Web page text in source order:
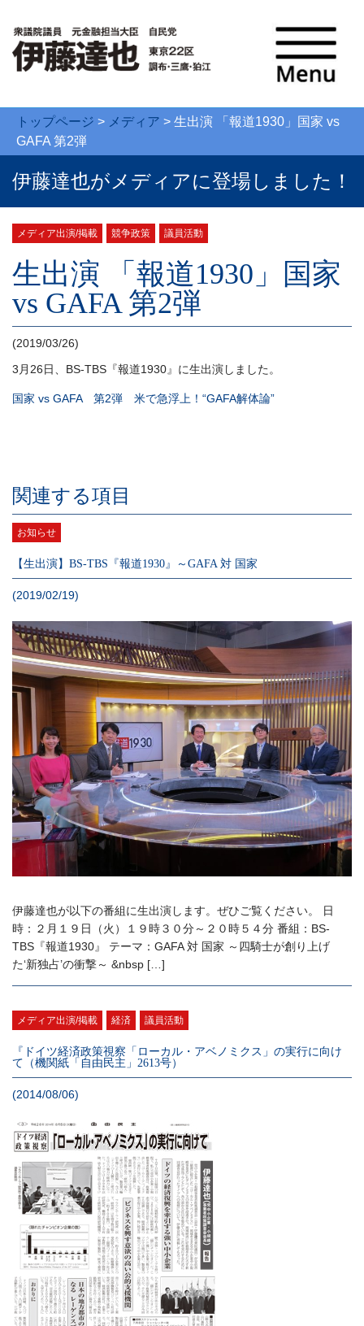
トップページ > メディア > 生出演 「報道1930」国家 vs
GAFA 第2弾
伊藤達也がメディアに登場しました！
メディア出演/掲載 競争政策 議員活動
生出演 「報道1930」国家
vs GAFA 第2弾
(2019/03/26)
3月26日、BS-TBS『報道1930』に生出演しました。
国家 vs GAFA 第2弾 米で急浮上！“GAFA解体論”
関連する項目
お知らせ
【生出演】BS-TBS『報道1930』～GAFA 対 国家
(2019/02/19)
伊藤達也が以下の番組に生出演します。ぜひご覧ください。 日
時：２月１９日（火）１９時３０分～２０時５４分 番組：BS-
TBS『報道1930』 テーマ：GAFA 対 国家 ～四騎士が創り上げ
た‘新独占’の衝撃～ &nbsp […]
メディア出演/掲載 経済 議員活動
『ドイツ経済政策視察「ローカル・アベノミクス」の実行に向け
て（機関紙「自由民主」2613号）
(2014/08/06)